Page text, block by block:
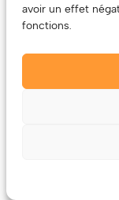
avoir un effet
fonctions.